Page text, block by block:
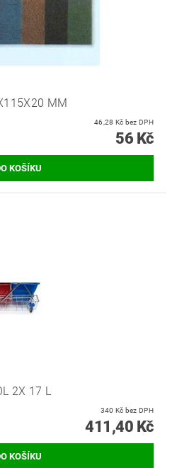
MM
46,28 Kč bez DPH
56 Kč
2X 17 L
340 Kč bez DPH
411,40 Kč